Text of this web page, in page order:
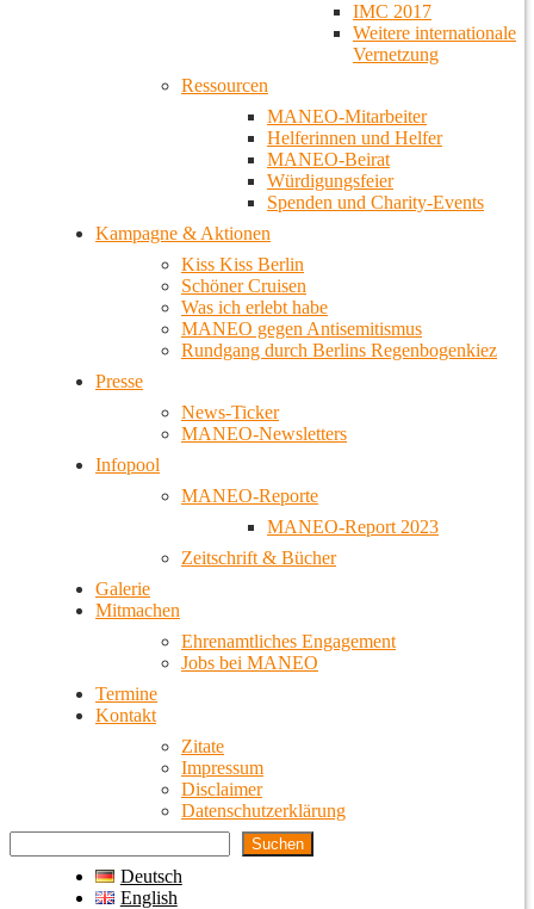
IMC 2017
Weitere internationale
Vernetzung
Ressourcen
MANEO-Mitarbeiter
Helferinnen und Helfer
MANEO-Beirat
Würdigungsfeier
Spenden und Charity-Events
Kampagne & Aktionen
Kiss Kiss Berlin
Schöner Cruisen
Was ich erlebt habe
MANEO gegen Antisemitismus
Rundgang durch Berlins Regenbogenkiez
Presse
News-Ticker
MANEO-Newsletters
Infopool
MANEO-Reporte
MANEO-Report 2023
Zeitschrift & Bücher
Galerie
Mitmachen
Ehrenamtliches Engagement
Jobs bei MANEO
Termine
Kontakt
Zitate
Impressum
Disclaimer
Datenschutzerklärung
Suchen
Deutsch
English